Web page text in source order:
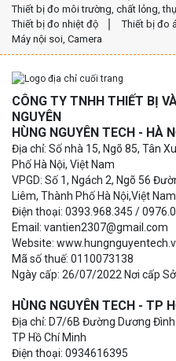
Thiết bị đo môi trường, chất lỏng,
Thiết bị đo nhiệt độ
Thiết bị đo
Máy nội soi, Camera
CÔNG TY TNHH THIẾT BỊ
NGUYÊN
HÙNG NGUYÊN TECH - HÀ
Địa chỉ: Số nhà 15, Ngõ 85, Tân
Phố Hà Nội, Việt Nam
VPGD: Số 1, Ngách 2, Ngõ 56
Liêm, Thành Phố Hà Nội,Việt Nam
Điện thoại: 0393.968.345 /
Email: vantien2307@gmail.com
Website:
Mã số thuế: 0110073138
Ngày cấp: 26/07/2022 Nơi cấp
HÙNG NGUYÊN TECH - TP
Địa chỉ: D7/6B Đường Dương Đình
TP Hồ Chí Minh
Điện thoại: 0934616395